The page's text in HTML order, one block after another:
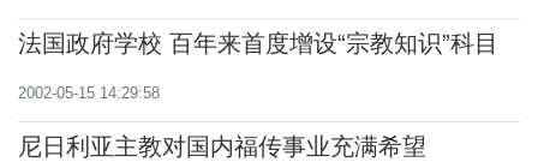
法国政府学校 百年来首度增设“宗教知识”科目
2002-05-15 14:29:58
尼日利亚主教对国内福传事业充满希望